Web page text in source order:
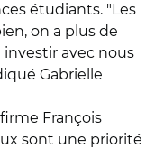
étudiants. "Les
on a plus de
investir avec nous
Gabrielle
François
sont une priorité